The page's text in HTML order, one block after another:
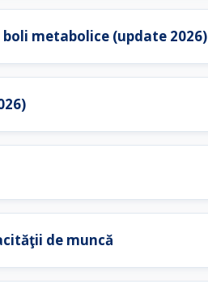
metabolice (update 2026)
de muncă